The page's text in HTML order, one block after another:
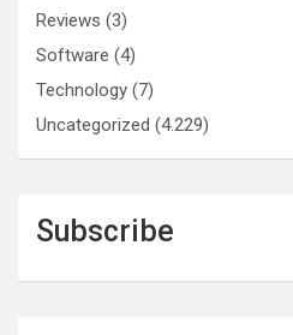
Reviews (3)
Software (4)
Technology (7)
Uncategorized (4.229)
Subscribe